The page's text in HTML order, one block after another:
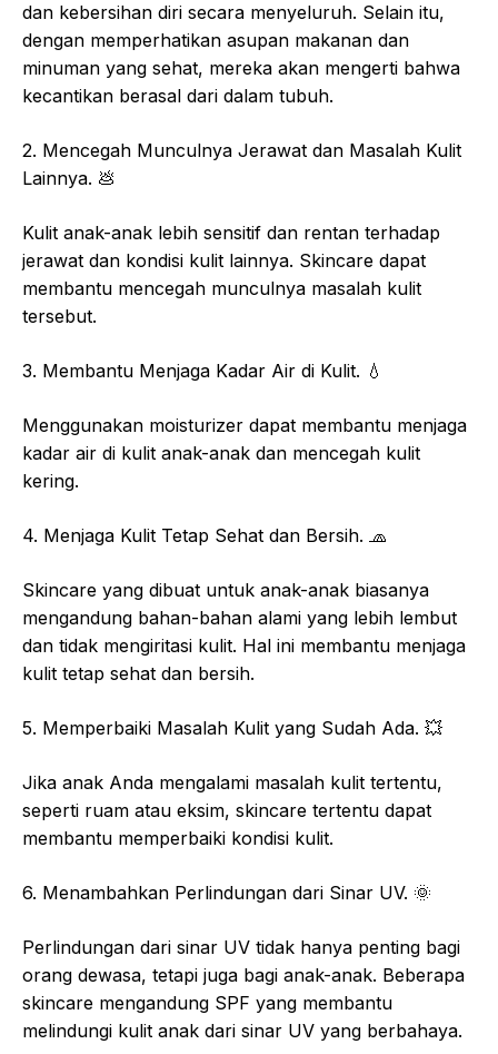
dan kebersihan diri secara menyeluruh. Selain itu,
dengan memperhatikan asupan makanan dan
minuman yang sehat, mereka akan mengerti bahwa
kecantikan berasal dari dalam tubuh.
2. Mencegah Munculnya Jerawat dan Masalah Kulit
Lainnya. 💩
Kulit anak-anak lebih sensitif dan rentan terhadap
jerawat dan kondisi kulit lainnya. Skincare dapat
membantu mencegah munculnya masalah kulit
tersebut.
3. Membantu Menjaga Kadar Air di Kulit. 💧
Menggunakan moisturizer dapat membantu menjaga
kadar air di kulit anak-anak dan mencegah kulit
kering.
4. Menjaga Kulit Tetap Sehat dan Bersih. 🧢
Skincare yang dibuat untuk anak-anak biasanya
mengandung bahan-bahan alami yang lebih lembut
dan tidak mengiritasi kulit. Hal ini membantu menjaga
kulit tetap sehat dan bersih.
5. Memperbaiki Masalah Kulit yang Sudah Ada. 💥
Jika anak Anda mengalami masalah kulit tertentu,
seperti ruam atau eksim, skincare tertentu dapat
membantu memperbaiki kondisi kulit.
6. Menambahkan Perlindungan dari Sinar UV. 🌞
Perlindungan dari sinar UV tidak hanya penting bagi
orang dewasa, tetapi juga bagi anak-anak. Beberapa
skincare mengandung SPF yang membantu
melindungi kulit anak dari sinar UV yang berbahaya.